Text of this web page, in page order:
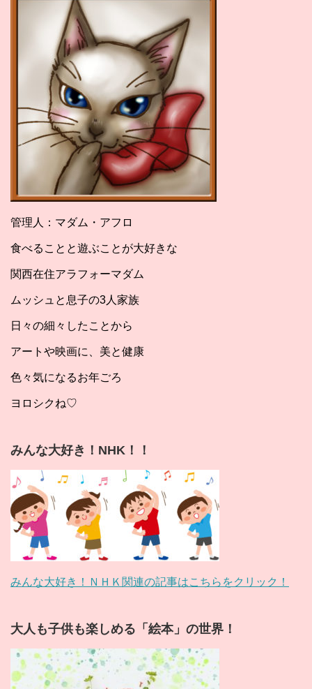
管理人：マダム・アフロ
食べることと遊ぶことが大好きな
関西在住アラフォーマダム
ムッシュと息子の3人家族
日々の細々したことから
アートや映画に、美と健康
色々気になるお年ごろ
ヨロシクね♡
みんな大好き！NHK！！
みんな大好き！ＮＨＫ関連の記事はこちらをクリック！
大人も子供も楽しめる「絵本」の世界！